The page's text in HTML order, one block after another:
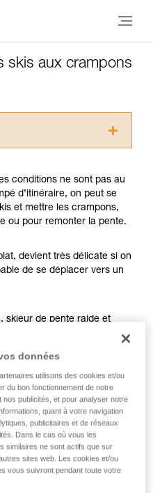
skis aux crampons
avoir compris les
technique pour
complément
spécifique. Validez
votre capacité à refaire
toute sécurité, avant
peut en exister d’autres
conditions ne sont pas au
d’itinéraire, on peut se
et mettre les crampons,
ou pour remonter la pente.
devient très délicate si on
de se déplacer vers un
skieur de pente raide et
il y a un grand risque de
des nombreuses
technique personnelle
présente un avantage de
d’accrocher les crampons
recommande de
données
utilisons des cookies et/ou
du bon fonctionnement de notre
publicités, et pour analyser notre
quant à votre navigation
publicitaires et de réseaux
Dans le cas où vous les
similaires ne sont actifs que sur
sites web. Les cookies et/ou
vous suivront pendant toute votre